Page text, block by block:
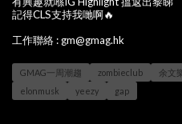
記得CLS支持我哋啊🔥
工作聯絡 : gm@gmag.hk
GMAG一周潮趨 zombieclub 余文
elonmusk
yeezy gap